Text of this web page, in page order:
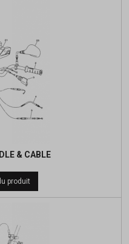
& CABLE
produit